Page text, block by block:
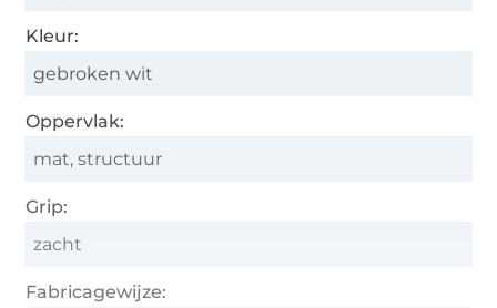
Kleur:
gebroken wit
Oppervlak:
mat, structuur
Grip:
zacht
Fabricagewijze: